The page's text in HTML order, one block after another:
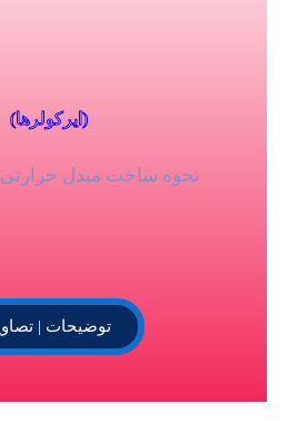
(ایرکولرها)
نحوه ساخت مبدل حرارتی (Air Cooler)
توضیحات | تصاویر